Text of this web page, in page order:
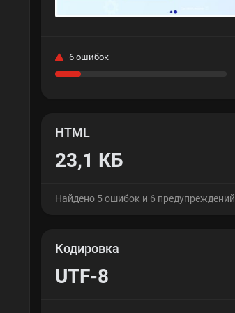
6 ошибок
HTML
23,1 КБ
Найдено 5 ошибок и 6 предупреждений
Кодировка
UTF-8